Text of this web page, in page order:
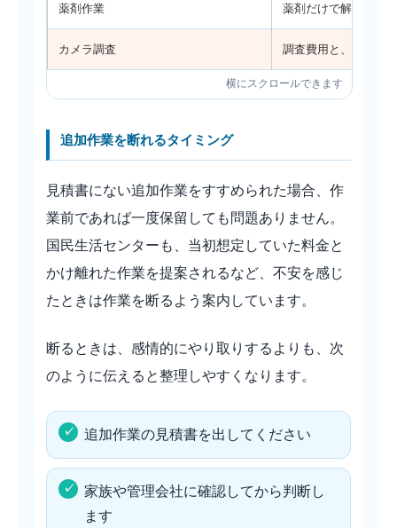
薬剤作業 薬剤だけで解消でき
カメラ調査 調査費用と、調査後
追加作業を断れるタイミング
見積書にない追加作業をすすめられた場合、作
業前であれば一度保留しても問題ありません。
国民生活センターも、当初想定していた料金と
かけ離れた作業を提案されるなど、不安を感じ
たときは作業を断るよう案内しています。
断るときは、感情的にやり取りするよりも、次
のように伝えると整理しやすくなります。
追加作業の見積書を出してください
家族や管理会社に確認してから判断し
ます